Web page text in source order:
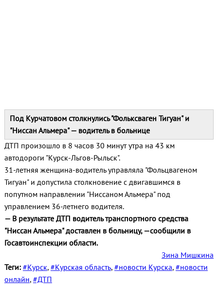
Под Курчатовом столкнулись "Фольксваген Тигуан" и
"Ниссан Альмера" — водитель в больнице
ДТП произошло в 8 часов 30 минут утра на 43 км
автодороги "Курск-Льгов-Рыльск".
31-летняя женщина-водитель управляла "Фольцвагеном
Тигуан" и допустила столкновение с двигавшимся в
попутном направлении "Ниссаном Альмера" под
управлением 36-летнего водителя.
— В результате ДТП водитель транспортного средства
"Ниссан Альмера" доставлен в больницу, —сообщили в
Госавтоинспекции области.
Зина Мишкина
Теги: #Курск, #Курская область, #новости Курска, #новости
онлайн, #ДТП